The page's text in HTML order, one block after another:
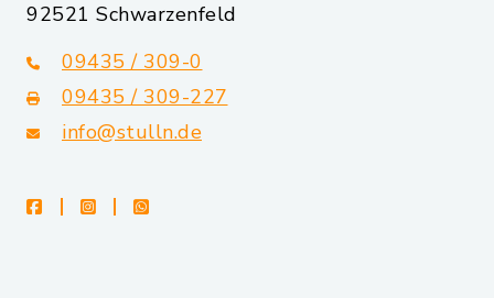
92521 Schwarzenfeld
09435 / 309-0
09435 / 309-227
info@stulln.de
facebookinstagramwhatsapp